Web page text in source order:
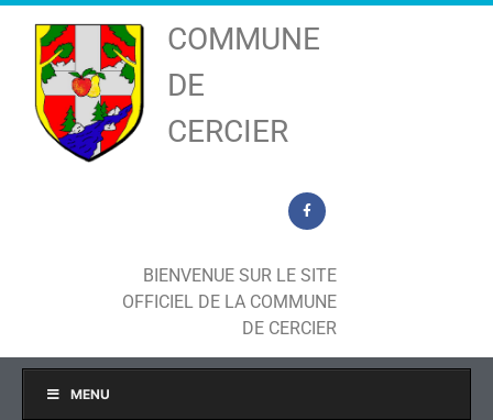
COMMUNE
DE
CERCIER
BIENVENUE SUR LE SITE
OFFICIEL DE LA COMMUNE
DE CERCIER
MENU